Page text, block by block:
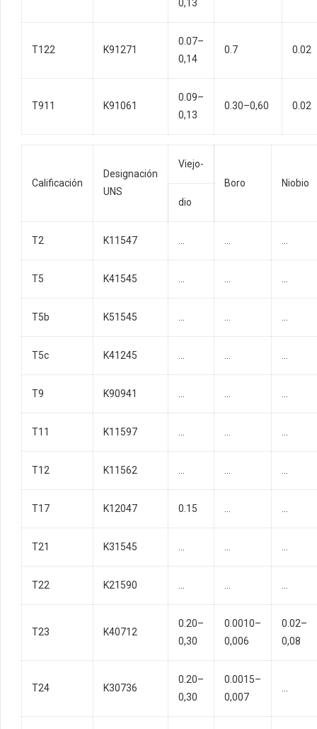
0,13
T122 K91271
0.07–
0,14
0.7 0.02
T911 K91061
0.09–
0,13
0.30–0,60 0.02
Calificación
Designación
UNS
Viejo-
Boro
Niobio
dio
T2 K11547
T5 K41545
T5b K51545
T5c K41245
T9 K90941
T11 K11597
T12 K11562
T17 K12047 0.15
T21 K31545
T22 K21590
T23 K40712
0.20–
0,30
0.0010–
0,006
0.02–
0,08
T24 K30736
0.20–
0,30
0.0015–
0,007